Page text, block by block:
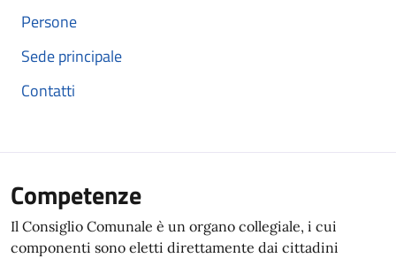
Persone
Sede principale
Contatti
Competenze
Il Consiglio Comunale è un organo collegiale, i cui
componenti sono eletti direttamente dai cittadini